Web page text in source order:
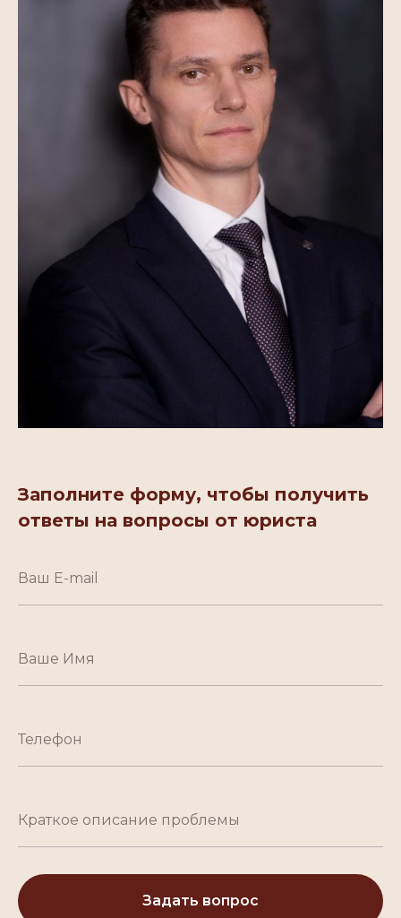
Заполните форму, чтобы получить
ответы на вопросы от юриста
Задать вопрос